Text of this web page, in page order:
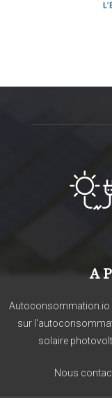
A
Autoconsommation.io
sur
solaire
Nous